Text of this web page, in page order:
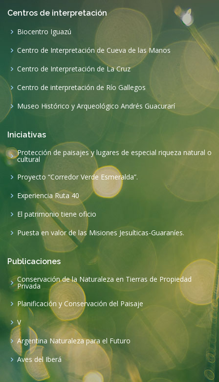
Centros de interpretación
Biocentro Iguazú
Centro de Interpretación de Cueva de las Manos
Centro de Interpretación de La Cruz
Centro de interpretación de Río Gallegos
Museo Histórico y Arqueológico Andrés Guacurarí
Iniciativas
Protección de paisajes y lugares de especial riqueza natural o
cultural
Proyecto “Corredor Verde Esmeralda”.
Experiencia Ruta 40
El patrimonio tiene oficio
Puesta en valor de las Misiones Jesuíticas-Guaraníes.
Publicaciones
Conservación de la Naturaleza en Tierras de Propiedad
Privada
Planificación y Conservación del Paisaje
V
Argentina Naturaleza para el Futuro
Aves del Iberá